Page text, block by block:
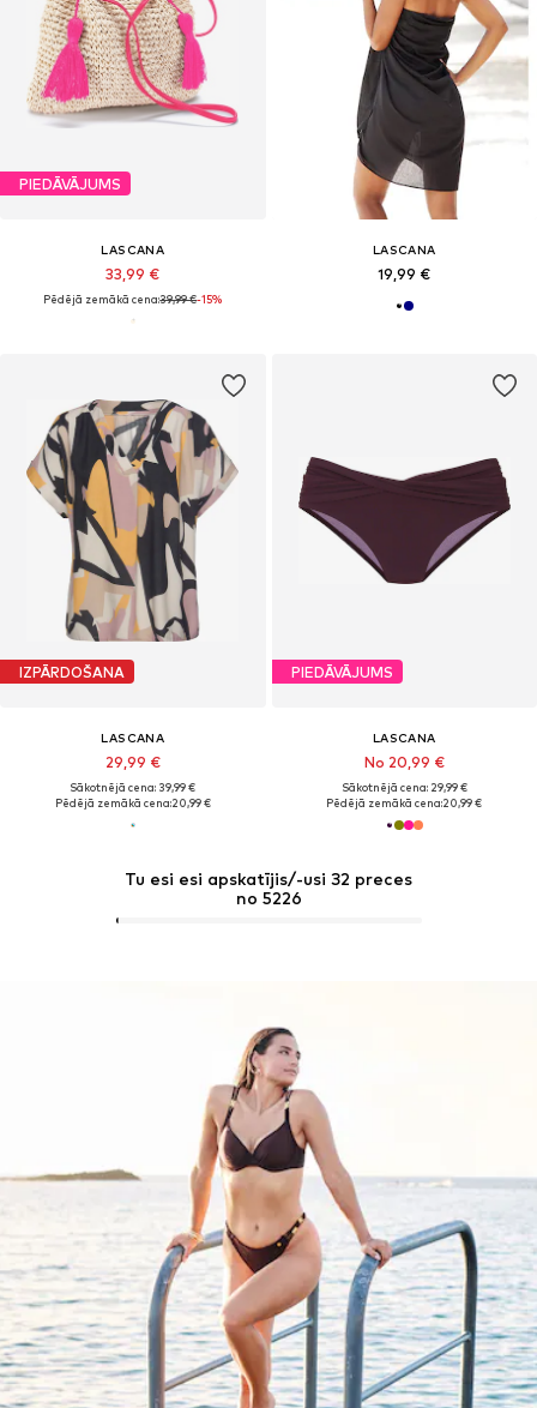
PIEDĀVĀJUMS
LASCANA
33,99 €
Pēdējā zemākā cena:39,99 €-15%
LASCANA
19,99 €
IZPĀRDOŠANA
LASCANA
29,99 €
Sākotnējā cena: 39,99 €
Pēdējā zemākā cena:20,99 €
PIEDĀVĀJUMS
LASCANA
No 20,99 €
Sākotnējā cena: 29,99 €
Pēdējā zemākā cena:20,99 €
Tu esi esi apskatījis/-usi 32 preces
no 5226